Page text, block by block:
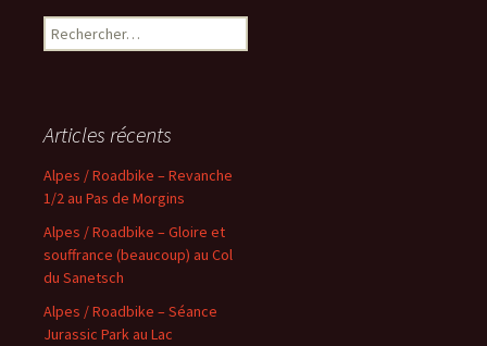
Rechercher :
Articles récents
Alpes / Roadbike – Revanche
1/2 au Pas de Morgins
Alpes / Roadbike – Gloire et
souffrance (beaucoup) au Col
du Sanetsch
Alpes / Roadbike – Séance
Jurassic Park au Lac